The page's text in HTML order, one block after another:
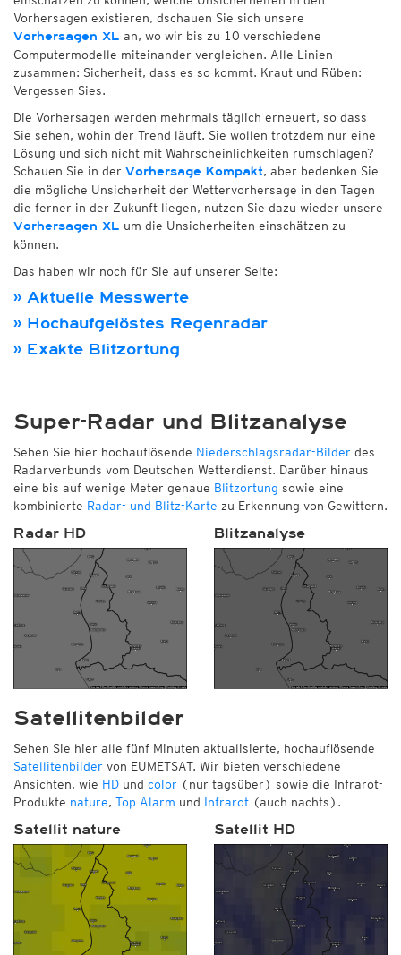
Vorhersagen existieren, dschauen Sie sich unsere
Vorhersagen XL an, wo wir bis zu 10 verschiedene
Computermodelle miteinander vergleichen. Alle Linien
zusammen: Sicherheit, dass es so kommt. Kraut und Rüben:
Vergessen Sies.
Die Vorhersagen werden mehrmals täglich erneuert, so dass
Sie sehen, wohin der Trend läuft. Sie wollen trotzdem nur eine
Lösung und sich nicht mit Wahrscheinlichkeiten rumschlagen?
Schauen Sie in der Vorhersage Kompakt, aber bedenken Sie
die mögliche Unsicherheit der Wettervorhersage in den Tagen
die ferner in der Zukunft liegen, nutzen Sie dazu wieder unsere
Vorhersagen XL um die Unsicherheiten einschätzen zu
können.
Das haben wir noch für Sie auf unserer Seite:
» Aktuelle Messwerte
» Hochaufgelöstes Regenradar
» Exakte Blitzortung
Super-Radar und Blitzanalyse
Sehen Sie hier hochauflösende Niederschlagsradar-Bilder des
Radarverbunds vom Deutschen Wetterdienst. Darüber hinaus
eine bis auf wenige Meter genaue Blitzortung sowie eine
kombinierte Radar- und Blitz-Karte zu Erkennung von Gewittern.
Radar HD Blitzanalyse
Satellitenbilder
Sehen Sie hier alle fünf Minuten aktualisierte, hochauflösende
Satellitenbilder von EUMETSAT. Wir bieten verschiedene
Ansichten, wie HD und color (nur tagsüber) sowie die Infrarot-
Produkte nature, Top Alarm und Infrarot (auch nachts).
Satellit nature Satellit HD